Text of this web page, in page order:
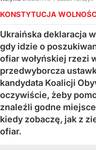
KONSTYTUCJA
Ukraińska deklaracja
gdy idzie o
ofiar wołyńskiej rzezi
przedwyborcza
kandydata Koalicji
oczywiście, żeby
znaleźli godne
kiedy zobaczę, jak z
ofiar.